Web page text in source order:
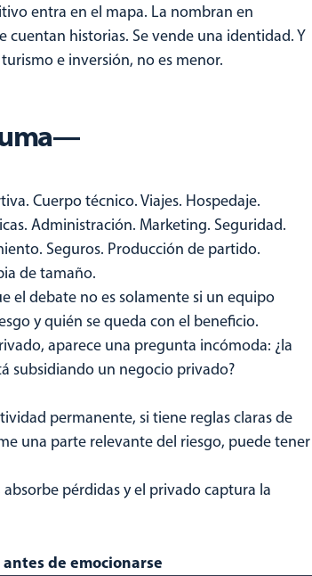
entra en el mapa. La nombran en
cuentan historias. Se vende una identidad. Y
e inversión, no es menor.
Cuerpo técnico. Viajes. Hospedaje.
Administración. Marketing. Seguridad.
Seguros. Producción de partido.
de tamaño.
el debate no es solamente si un equipo
y quién se queda con el beneficio.
aparece una pregunta incómoda: ¿la
subsidiando un negocio privado?
permanente, si tiene reglas claras de
una parte relevante del riesgo, puede tener
pérdidas y el privado captura la
de emocionarse